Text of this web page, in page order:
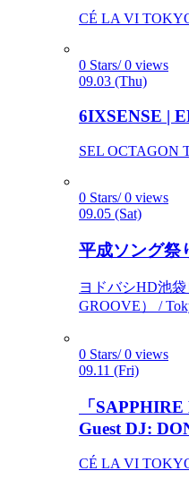
CÉ LA VI
0 Stars/ 0 views
09.03 (Thu)
6IXSENSE |
SEL OCTAGON
0 Stars/ 0 views
09.05 (Sat)
平成ソング祭
ヨドバシHD池
GROOVE） /
0 Stars/ 0 views
09.11 (Fri)
「
Guest DJ:
CÉ LA VI